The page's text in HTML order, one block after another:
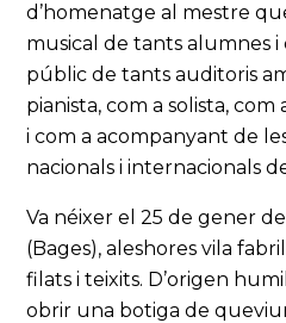
d’homenatge al mestre
musical de tants alumnes i
públic de tants auditoris
pianista, com a solista,
i com a acompanyant de
nacionals i internacionals
Va néixer el 25 de gener
(Bages), aleshores vila
filats i teixits. D’origen
obrir una botiga de